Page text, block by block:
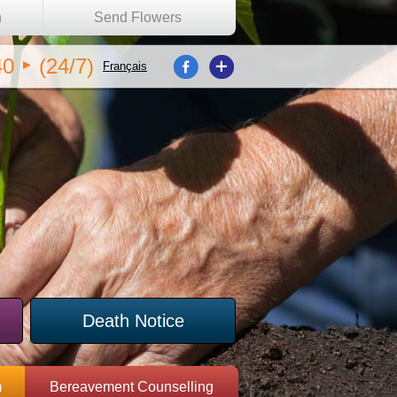
Send Flowers
(24/7) Français
Death Notice
Bereavement Counselling